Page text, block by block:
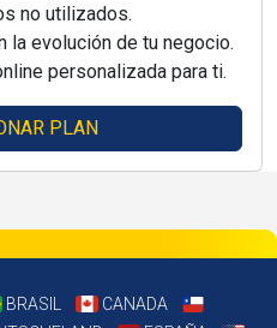
no utilizados.
la evolución de tu negocio.
personalizada para ti.
PLAN
BRASIL
CANADA